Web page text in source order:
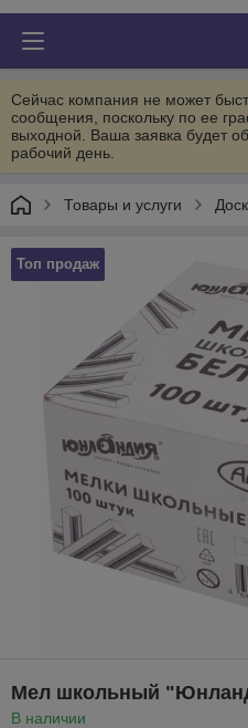
Сейчас компания не может
сообщения, поскольку по ее
выходной. Ваша заявка будет
рабочий день.
Товары и услуги
Топ продаж
Мел школьный
В наличии